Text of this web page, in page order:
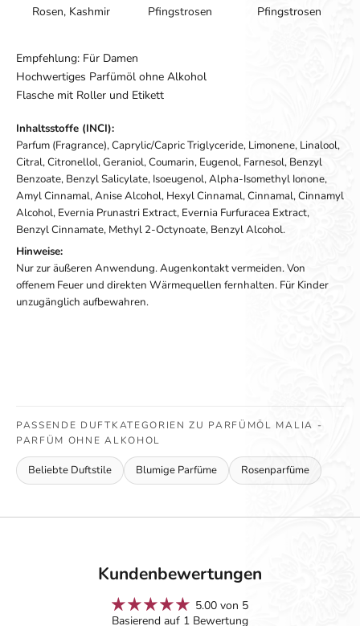
Rosen, Kashmir
Pfingstrosen
Pfingstrosen
Empfehlung: Für Damen
Hochwertiges Parfümöl ohne Alkohol
Flasche mit Roller und Etikett
Inhaltsstoffe (INCI):
Parfum (Fragrance), Caprylic/Capric Triglyceride, Limonene, Linalool,
Citral, Citronellol, Geraniol, Coumarin, Eugenol, Farnesol, Benzyl
Benzoate, Benzyl Salicylate, Isoeugenol, Alpha-Isomethyl Ionone,
Amyl Cinnamal, Anise Alcohol, Hexyl Cinnamal, Cinnamal, Cinnamyl
Alcohol, Evernia Prunastri Extract, Evernia Furfuracea Extract,
Benzyl Cinnamate, Methyl 2-Octynoate, Benzyl Alcohol.
Hinweise:
Nur zur äußeren Anwendung. Augenkontakt vermeiden. Von
offenem Feuer und direkten Wärmequellen fernhalten. Für Kinder
unzugänglich aufbewahren.
PASSENDE DUFTKATEGORIEN ZU PARFÜMÖL MALIA -
PARFÜM OHNE ALKOHOL
Beliebte Duftstile Blumige Parfüme Rosenparfüme
Kundenbewertungen
5.00 von 5
Basierend auf 1 Bewertung